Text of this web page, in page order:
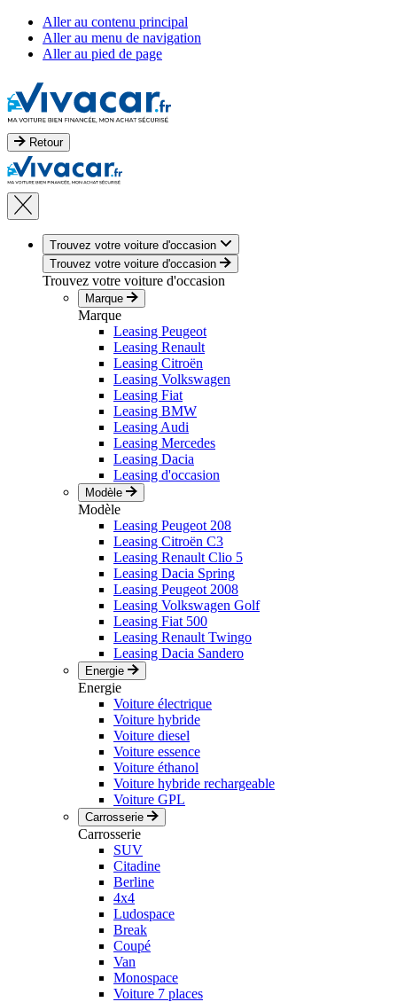
Aller au contenu principal
Aller au menu de navigation
Aller au pied de page
Retour
Trouvez votre voiture d'occasion
Trouvez votre voiture d'occasion
Trouvez votre voiture d'occasion
Marque
Marque
Leasing Peugeot
Leasing Renault
Leasing Citroën
Leasing Volkswagen
Leasing Fiat
Leasing BMW
Leasing Audi
Leasing Mercedes
Leasing Dacia
Leasing d'occasion
Modèle
Modèle
Leasing Peugeot 208
Leasing Citroën C3
Leasing Renault Clio 5
Leasing Dacia Spring
Leasing Peugeot 2008
Leasing Volkswagen Golf
Leasing Fiat 500
Leasing Renault Twingo
Leasing Dacia Sandero
Energie
Energie
Voiture électrique
Voiture hybride
Voiture diesel
Voiture essence
Voiture éthanol
Voiture hybride rechargeable
Voiture GPL
Carrosserie
Carrosserie
SUV
Citadine
Berline
4x4
Ludospace
Break
Coupé
Van
Monospace
Voiture 7 places